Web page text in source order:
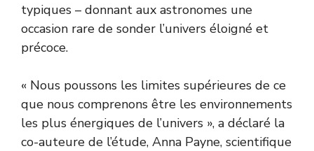
typiques – donnant aux astronomes une
occasion rare de sonder l’univers éloigné et
précoce.
« Nous poussons les limites supérieures de ce
que nous comprenons être les environnements
les plus énergiques de l’univers », a déclaré la
co-auteure de l’étude, Anna Payne, scientifique